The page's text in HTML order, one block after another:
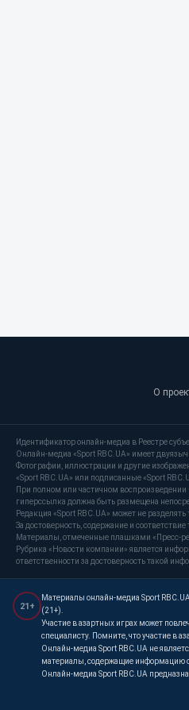
О
Идентификатор онлайн-медиа в Реестре
Онлайн-медиа «Sport RBC.UA» имеет
Фотографии, иллюстрации и другие
«Sport RBC.UA» или подписанные «Sport
При полном или частичном
гиперссылка должна быть размещена
Редакция «Sport RBC.UA» может не
За достоверность, содержание и
Материалы, отмеченные плашками «Пресс-
Рубрика «Новости компании» является
ответственности за достоверность такой
21+
Материалы онлайн-медиа Sport
(21+).
Участие в азартных играх может
специалисту. Помните, что участие в
Онлайн-медиа Sport RBC.UA не
материалы, содержащие информацию
Онлайн-медиа Sport RBC.UA